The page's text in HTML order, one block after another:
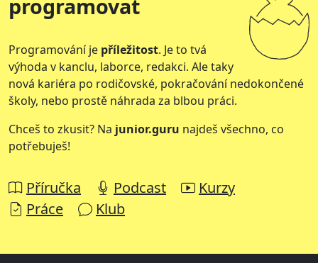
programovat
Programování je příležitost. Je to tvá
výhoda v kanclu, laborce, redakci. Ale taky
nová kariéra po rodičovské, pokračování nedokončené
školy, nebo prostě náhrada za blbou práci.
Chceš to zkusit? Na junior.guru najdeš všechno, co
potřebuješ!
Příručka Podcast
Kurzy
Práce
Klub